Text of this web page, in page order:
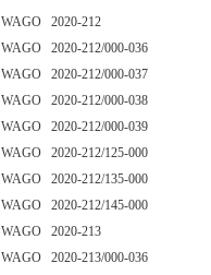
WAGO 2020-212
WAGO 2020-212/000-036
WAGO 2020-212/000-037
WAGO 2020-212/000-038
WAGO 2020-212/000-039
WAGO 2020-212/125-000
WAGO 2020-212/135-000
WAGO 2020-212/145-000
WAGO 2020-213
WAGO 2020-213/000-036